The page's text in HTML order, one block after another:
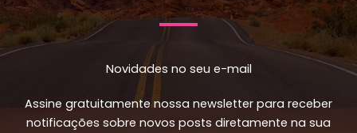
Novidades no seu e-mail
Assine gratuitamente nossa newsletter para receber
notificações sobre novos posts diretamente na sua